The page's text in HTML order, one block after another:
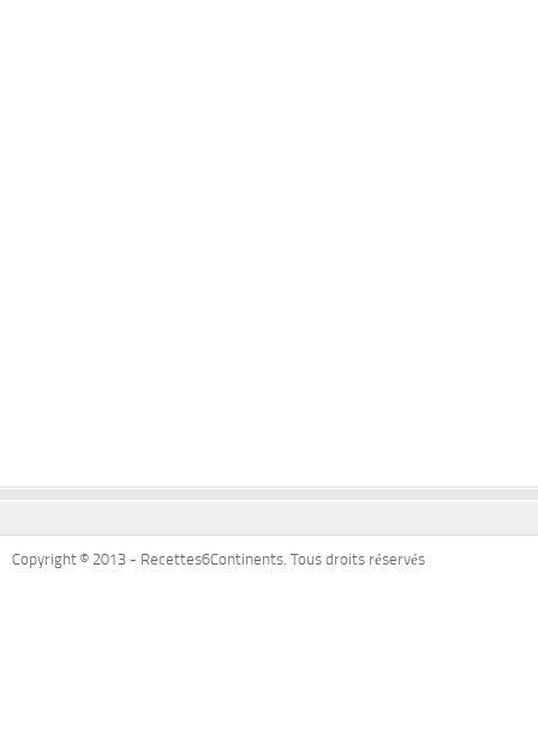
Copyright © 2013 - Recettes6Continents. Tous droits réservés